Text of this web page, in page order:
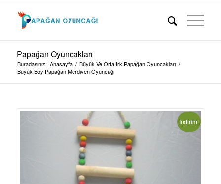
Papağan Oyuncakları
Buradasınız: Anasayfa / Büyük Ve Orta Irk Papağan Oyuncakları /
Büyük Boy Papağan Merdiven Oyuncağı
İndirim!